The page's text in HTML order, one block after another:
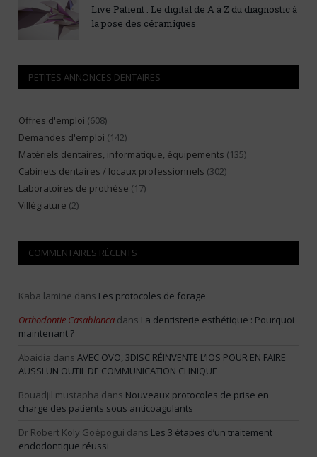
Live Patient : Le digital de A à Z du diagnostic à
la pose des céramiques
PETITES ANNONCES DENTAIRES
Offres d'emploi (608)
Demandes d'emploi (142)
Matériels dentaires, informatique, équipements (135)
Cabinets dentaires / locaux professionnels (302)
Laboratoires de prothèse (17)
Villégiature (2)
COMMENTAIRES RÉCENTS
Kaba lamine dans Les protocoles de forage
Orthodontie Casablanca dans La dentisterie esthétique : Pourquoi
maintenant ?
Abaidia dans AVEC OVO, 3DISC RÉINVENTE L’IOS POUR EN FAIRE
AUSSI UN OUTIL DE COMMUNICATION CLINIQUE
Bouadjil mustapha dans Nouveaux protocoles de prise en
charge des patients sous anticoagulants
Dr Robert Koly Goépogui dans Les 3 étapes d’un traitement
endodontique réussi